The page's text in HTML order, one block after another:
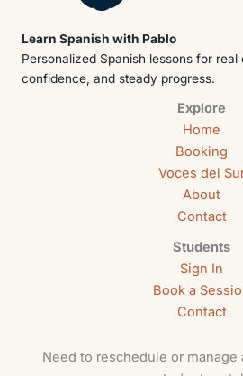
Learn Spanish with Pablo
Personalized Spanish lessons for
confidence, and steady progress.
Explore
Home
Booking
Voces del
About
Contact
Students
Sign In
Book a
Contact
Need to reschedule or manage